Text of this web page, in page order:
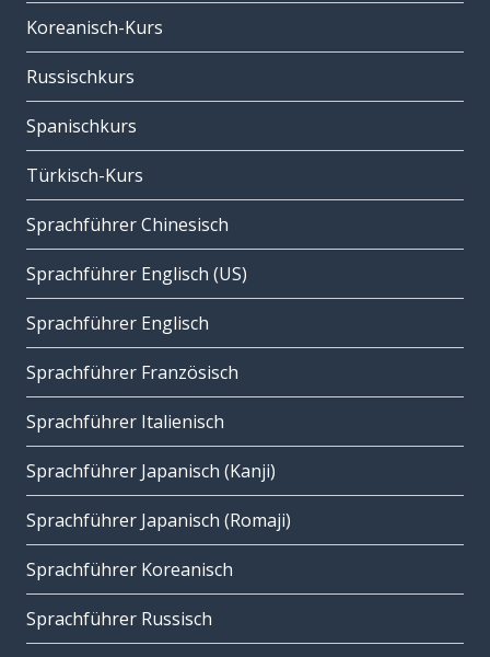
Koreanisch-Kurs
Russischkurs
Spanischkurs
Türkisch-Kurs
Sprachführer Chinesisch
Sprachführer Englisch (US)
Sprachführer Englisch
Sprachführer Französisch
Sprachführer Italienisch
Sprachführer Japanisch (Kanji)
Sprachführer Japanisch (Romaji)
Sprachführer Koreanisch
Sprachführer Russisch